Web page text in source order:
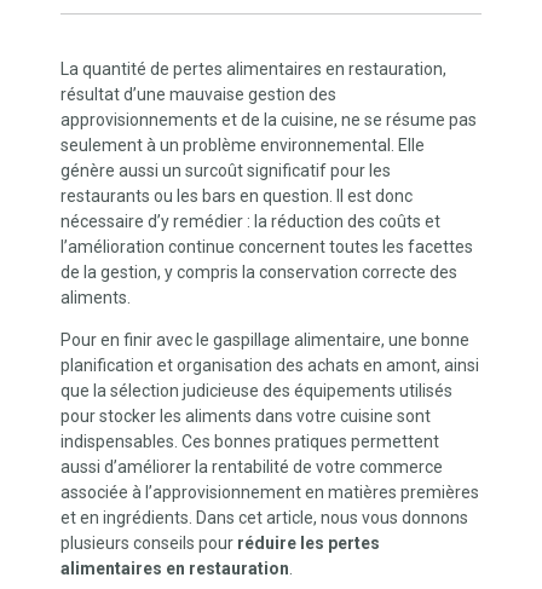
La quantité de pertes alimentaires en restauration,
résultat d’une mauvaise gestion des
approvisionnements et de la cuisine, ne se résume pas
seulement à un problème environnemental. Elle
génère aussi un surcoût significatif pour les
restaurants ou les bars en question. Il est donc
nécessaire d’y remédier : la réduction des coûts et
l’amélioration continue concernent toutes les facettes
de la gestion, y compris la conservation correcte des
aliments.
Pour en finir avec le gaspillage alimentaire, une bonne
planification et organisation des achats en amont, ainsi
que la sélection judicieuse des équipements utilisés
pour stocker les aliments dans votre cuisine sont
indispensables. Ces bonnes pratiques permettent
aussi d’améliorer la rentabilité de votre commerce
associée à l’approvisionnement en matières premières
et en ingrédients. Dans cet article, nous vous donnons
plusieurs conseils pour réduire les pertes
alimentaires en restauration